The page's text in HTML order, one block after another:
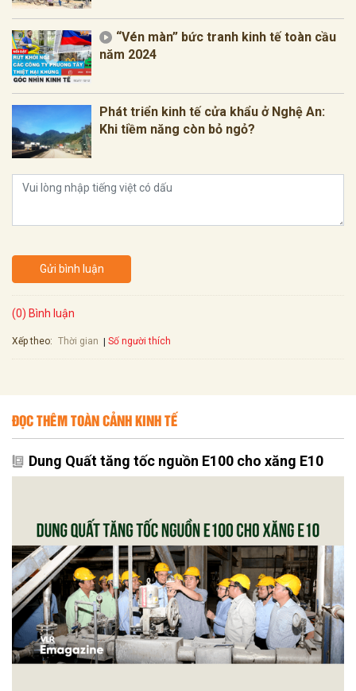
“Vén màn” bức tranh kinh tế toàn cầu
năm 2024
Phát triển kinh tế cửa khẩu ở Nghệ An:
Khi tiềm năng còn bỏ ngỏ?
Gửi bình luận
(0) Bình luận
Xếp theo: Thời gian Số người thích
ĐỌC THÊM TOÀN CẢNH KINH TẾ
Dung Quất tăng tốc nguồn E100 cho xăng E10